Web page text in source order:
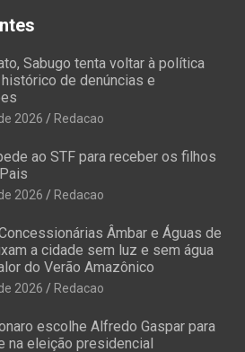
Sabugo tenta voltar à política
de denúncias e
2026 Redacao
ao STF para receber os filhos
2026 Redacao
Âmbar e Águas de
a cidade sem luz e sem água
do Verão Amazônico
2026 Redacao
escolhe Alfredo Gaspar para
na eleição presidencial